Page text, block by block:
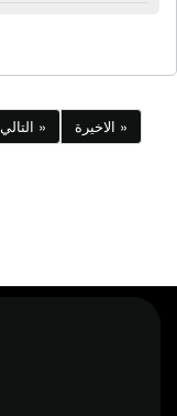
التالي » الاخيرة »